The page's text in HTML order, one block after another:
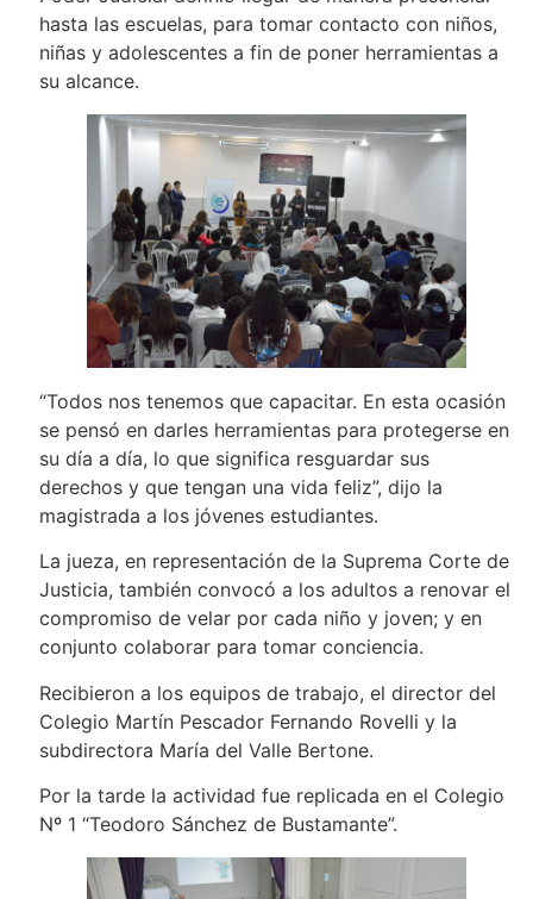
hasta las escuelas, para tomar contacto con niños,
niñas y adolescentes a fin de poner herramientas a
su alcance.
“Todos nos tenemos que capacitar. En esta ocasión
se pensó en darles herramientas para protegerse en
su día a día, lo que significa resguardar sus
derechos y que tengan una vida feliz”, dijo la
magistrada a los jóvenes estudiantes.
La jueza, en representación de la Suprema Corte de
Justicia, también convocó a los adultos a renovar el
compromiso de velar por cada niño y joven; y en
conjunto colaborar para tomar conciencia.
Recibieron a los equipos de trabajo, el director del
Colegio Martín Pescador Fernando Rovelli y la
subdirectora María del Valle Bertone.
Por la tarde la actividad fue replicada en el Colegio
Nº 1 “Teodoro Sánchez de Bustamante”.